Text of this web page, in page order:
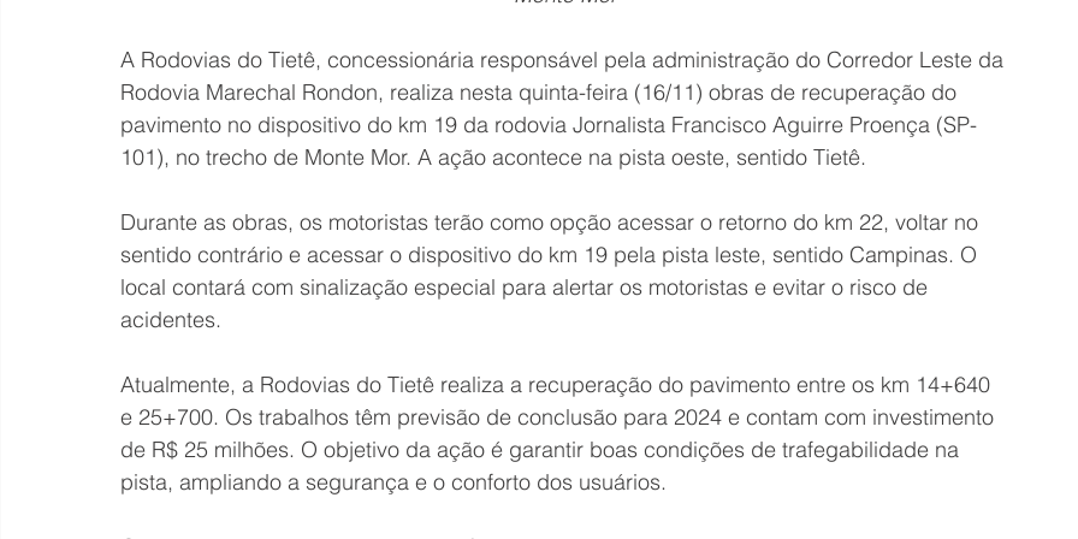
A Rodovias do Tietê, concessionária responsável pela administração do Corredor Leste da
Rodovia Marechal Rondon, realiza nesta quinta-feira (16/11) obras de recuperação do
pavimento no dispositivo do km 19 da rodovia Jornalista Francisco Aguirre Proença (SP-
101), no trecho de Monte Mor. A ação acontece na pista oeste, sentido Tietê.
Durante as obras, os motoristas terão como opção acessar o retorno do km 22, voltar no
sentido contrário e acessar o dispositivo do km 19 pela pista leste, sentido Campinas. O
local contará com sinalização especial para alertar os motoristas e evitar o risco de
acidentes.
Atualmente, a Rodovias do Tietê realiza a recuperação do pavimento entre os km 14+640
e 25+700. Os trabalhos têm previsão de conclusão para 2024 e contam com investimento
de R$ 25 milhões. O objetivo da ação é garantir boas condições de trafegabilidade na
pista, ampliando a segurança e o conforto dos usuários.